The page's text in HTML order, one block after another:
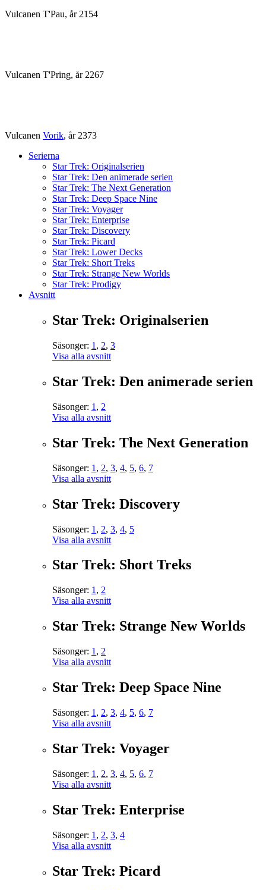
Vulcanen T'Pau, år 2154
Vulcanen T'Pring, år 2267
Vulcanen Vorik, år 2373
Serierna
Star Trek: Originalserien
Star Trek: Den animerade serien
Star Trek: The Next Generation
Star Trek: Deep Space Nine
Star Trek: Voyager
Star Trek: Enterprise
Star Trek: Discovery
Star Trek: Picard
Star Trek: Lower Decks
Star Trek: Short Treks
Star Trek: Strange New Worlds
Star Trek: Prodigy
Avsnitt
Star Trek: Originalserien
Säsonger: 1 , 2, 3
Visa alla avsnitt
Star Trek: Den animerade serien
Säsonger: 1 , 2
Visa alla avsnitt
Star Trek: The Next Generation
Säsonger: 1 , 2, 3, 4, 5, 6, 7
Visa alla avsnitt
Star Trek: Discovery
Säsonger: 1 , 2, 3, 4, 5
Visa alla avsnitt
Star Trek: Short Treks
Säsonger: 1 , 2
Visa alla avsnitt
Star Trek: Strange New Worlds
Säsonger: 1 , 2
Visa alla avsnitt
Star Trek: Deep Space Nine
Säsonger: 1 , 2, 3, 4, 5, 6, 7
Visa alla avsnitt
Star Trek: Voyager
Säsonger: 1 , 2, 3, 4, 5, 6, 7
Visa alla avsnitt
Star Trek: Enterprise
Säsonger: 1 , 2, 3, 4
Visa alla avsnitt
Star Trek: Picard